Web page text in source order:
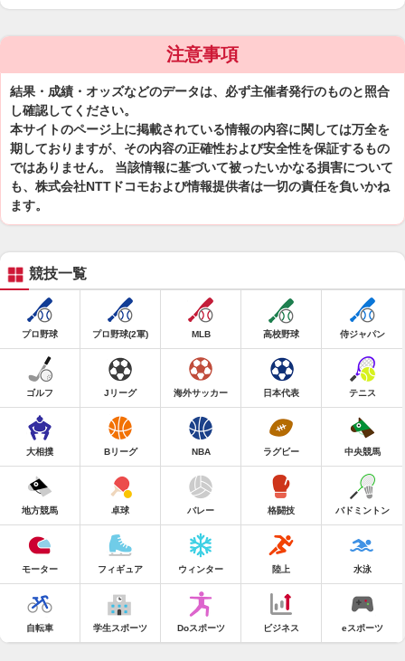
注意事項
結果・成績・オッズなどのデータは、必ず主催者発行のものと照合
し確認してください。
本サイトのページ上に掲載されている情報の内容に関しては万全を
期しておりますが、その内容の正確性および安全性を保証するもの
ではありません。 当該情報に基づいて被ったいかなる損害について
も、株式会社NTTドコモおよび情報提供者は一切の責任を負いかね
ます。
競技一覧
プロ野球 プロ野球(2軍) MLB 高校野球 侍ジャパン
ゴルフ Jリーグ 海外サッカー 日本代表 テニス
大相撲 Bリーグ NBA ラグビー 中央競馬
地方競馬 卓球 バレー 格闘技 バドミントン
モーター フィギュア ウィンター 陸上 水泳
自転車 学生スポーツ Doスポーツ ビジネス eスポーツ